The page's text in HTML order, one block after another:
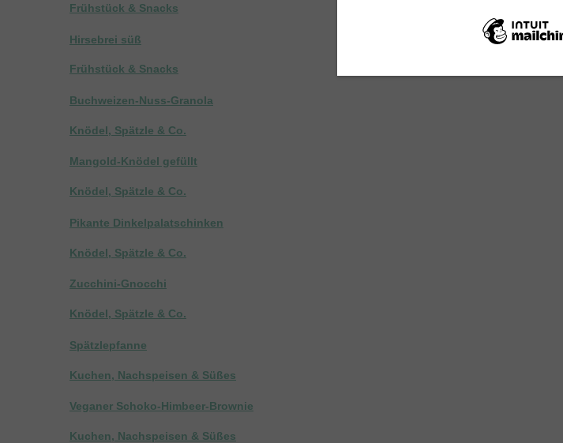
Frühstück & Snacks
Hirsebrei süß
Frühstück & Snacks
Buchweizen-Nuss-Granola
Knödel, Spätzle & Co.
Mangold-Knödel gefüllt
Knödel, Spätzle & Co.
Pikante Dinkelpalatschinken
Knödel, Spätzle & Co.
Zucchini-Gnocchi
Knödel, Spätzle & Co.
Spätzlepfanne
Kuchen, Nachspeisen & Süßes
Veganer Schoko-Himbeer-Brownie
Kuchen, Nachspeisen & Süßes